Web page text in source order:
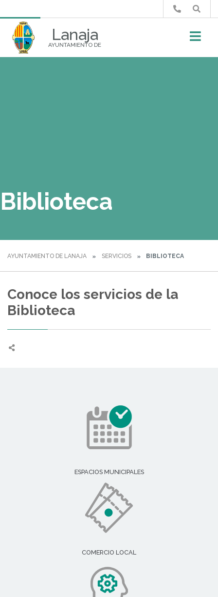
Lanaja
AYUNTAMIENTO DE
Buscar
Biblioteca
AYUNTAMIENTO DE LANAJA SERVICIOS BIBLIOTECA
Conoce los servicios de la
Biblioteca
ESPACIOS MUNICIPALES
COMERCIO LOCAL